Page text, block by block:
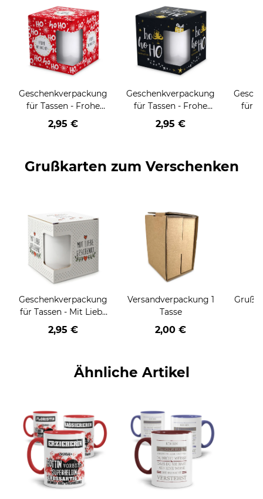
Geschenkverpackung
für Tassen - Frohe
Weihnachten - HO
HO HO - rot
2,95 €
Geschenkverpackung
für Tassen - Frohe
Weihnachten - HO
HO HO - schwarz
2,95 €
für
Grußkarten zum Verschenken
Geschenkverpackung
für Tassen - Mit Liebe
geschenkt
2,95 €
Versandverpackung 1
Tasse
2,00 €
Ähnliche Artikel